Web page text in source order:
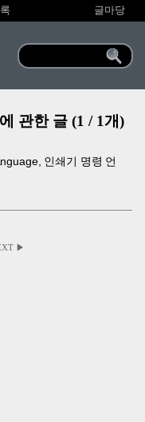
글마당
관한 글 (1 / 1개)
인쇄기 명령 언
▶